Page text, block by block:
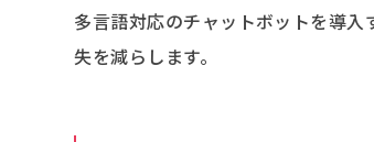
多言語対応のチャットボットを導
失を減らします。